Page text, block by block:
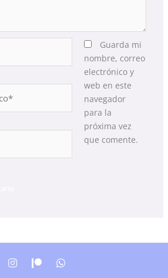
Guarda mi
nombre, correo
electrónico y
web en este
navegador
para la
próxima vez
que comente.
I P W